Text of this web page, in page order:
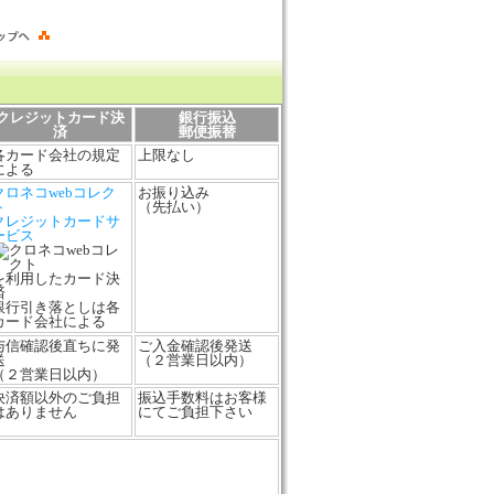
レジットカード決
済
銀行振込
郵便振替
カード会社の規定
よる
上限なし
ロネコwebコレク
レジットカードサ
ビス
利用したカード決
行引き落としは各
ード会社による
お振り込み
（先払い）
信確認後直ちに発
２営業日以内）
ご入金確認後発送
（２営業日以内）
済額以外のご負担
ありません
振込手数料はお客様
にてご負担下さい